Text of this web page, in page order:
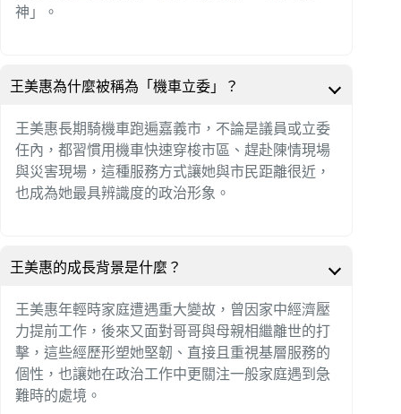
神」。
王美惠為什麼被稱為「機車立委」？
王美惠長期騎機車跑遍嘉義市，不論是議員或立委
任內，都習慣用機車快速穿梭市區、趕赴陳情現場
與災害現場，這種服務方式讓她與市民距離很近，
也成為她最具辨識度的政治形象。
王美惠的成長背景是什麼？
王美惠年輕時家庭遭遇重大變故，曾因家中經濟壓
力提前工作，後來又面對哥哥與母親相繼離世的打
擊，這些經歷形塑她堅韌、直接且重視基層服務的
個性，也讓她在政治工作中更關注一般家庭遇到急
難時的處境。